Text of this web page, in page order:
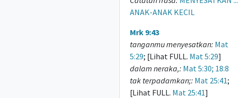
ANAK-ANAK KECIL
Mrk 9:43
tanganmu menyesatkan: Mat
5:29; [Lihat FULL. Mat 5:29]
dalam neraka,: Mat 5:30; 18:8
tak terpadamkan;: Mat 25:41;
[Lihat FULL. Mat 25:41]